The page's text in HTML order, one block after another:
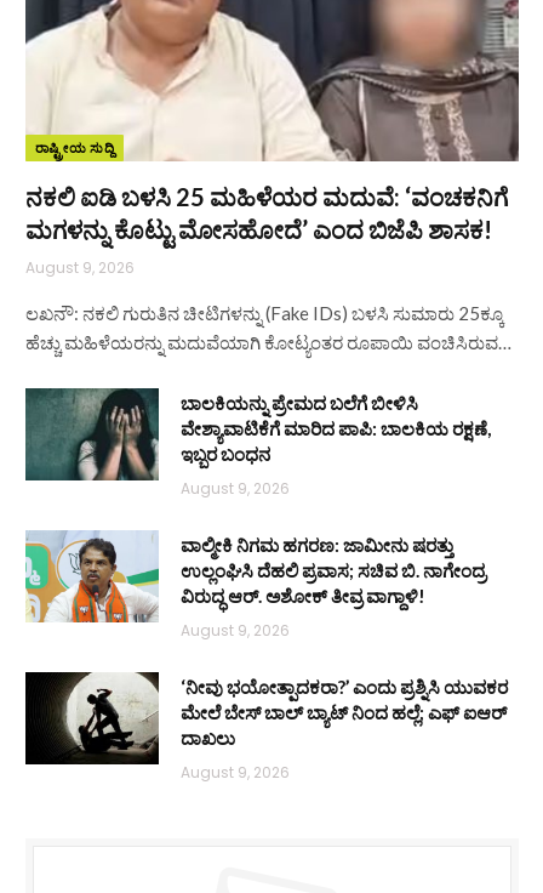
ರಾಷ್ಟ್ರೀಯ ಸುದ್ದಿ
ನಕಲಿ ಐಡಿ ಬಳಸಿ 25 ಮಹಿಳೆಯರ ಮದುವೆ: ‘ವಂಚಕನಿಗೆ
ಮಗಳನ್ನು ಕೊಟ್ಟು ಮೋಸಹೋದೆ’ ಎಂದ ಬಿಜೆಪಿ ಶಾಸಕ!
August 9, 2026
ಲಖನೌ: ನಕಲಿ ಗುರುತಿನ ಚೀಟಿಗಳನ್ನು (Fake IDs) ಬಳಸಿ ಸುಮಾರು 25ಕ್ಕೂ
ಹೆಚ್ಚು ಮಹಿಳೆಯರನ್ನು ಮದುವೆಯಾಗಿ ಕೋಟ್ಯಂತರ ರೂಪಾಯಿ ವಂಚಿಸಿರುವ…
ಬಾಲಕಿಯನ್ನು ಪ್ರೇಮದ ಬಲೆಗೆ ಬೀಳಿಸಿ
ವೇಶ್ಯಾವಾಟಿಕೆಗೆ ಮಾರಿದ ಪಾಪಿ: ಬಾಲಕಿಯ ರಕ್ಷಣೆ,
ಇಬ್ಬರ ಬಂಧನ
August 9, 2026
ವಾಲ್ಮೀಕಿ ನಿಗಮ ಹಗರಣ: ಜಾಮೀನು ಷರತ್ತು
ಉಲ್ಲಂಘಿಸಿ ದೆಹಲಿ ಪ್ರವಾಸ; ಸಚಿವ ಬಿ. ನಾಗೇಂದ್ರ
ವಿರುದ್ಧ ಆರ್. ಅಶೋಕ್ ತೀವ್ರ ವಾಗ್ದಾಳಿ!
August 9, 2026
‘ನೀವು ಭಯೋತ್ಪಾದಕರಾ?’ ಎಂದು ಪ್ರಶ್ನಿಸಿ ಯುವಕರ
ಮೇಲೆ ಬೇಸ್‌ ಬಾಲ್ ಬ್ಯಾಟ್‌ ನಿಂದ ಹಲ್ಲೆ; ಎಫ್‌ ಐಆರ್
ದಾಖಲು
August 9, 2026